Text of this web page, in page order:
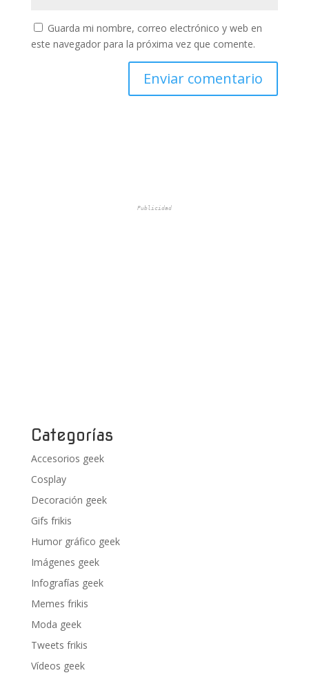
Guarda mi nombre, correo electrónico y web en
este navegador para la próxima vez que comente.
Publicidad
Categorías
Accesorios geek
Cosplay
Decoración geek
Gifs frikis
Humor gráfico geek
Imágenes geek
Infografías geek
Memes frikis
Moda geek
Tweets frikis
Vídeos geek